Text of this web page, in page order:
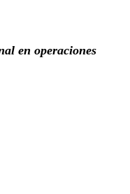
en operaciones